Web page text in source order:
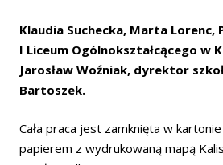
Klaudia Suchecka, Marta Lorenc,
I Liceum Ogólnokształcącego w
Jarosław Woźniak, dyrektor
Bartoszek.
Cała praca jest zamknięta w
papierem z wydrukowaną mapą